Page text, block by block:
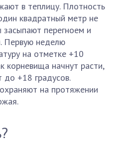
в теплицу. Плотность
квадратный метр не
перегноем и
Первую неделю
на отметке +10
корневища начнут расти,
+18 градусов.
на протяжении